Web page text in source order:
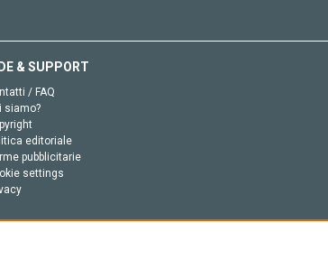
& SUPPORT
/ FAQ
siamo?
editoriale
pubblicitarie
settings